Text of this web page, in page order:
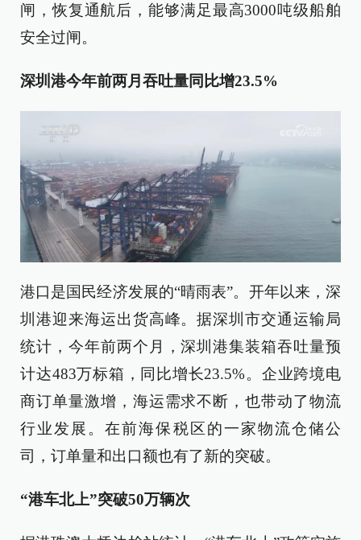
闸，恢复通航后，能够满足最高3000吨级船舶
安全过闸。
深圳港今年前两月吞吐量同比增23.5%
港口是国民经济发展的“晴雨表”。开年以来，深
圳港迎来海运出货高峰。据深圳市交通运输局
统计，今年前两个月，深圳港集装箱吞吐量预
计达483万标箱，同比增长23.5%。企业跨境电
商订单量激增，海运需求不断，也带动了物流
行业发展。在前海保税区的一家物流仓储公
司，订单量和出口额也有了新的突破。
“港车北上”突破50万辆次